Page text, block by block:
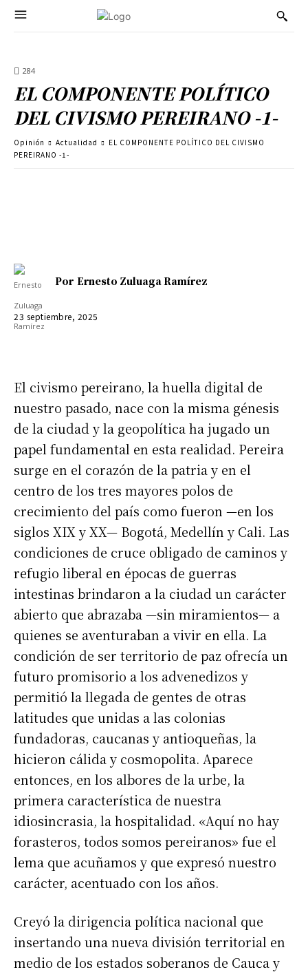
284
EL COMPONENTE POLÍTICO
DEL CIVISMO PEREIRANO -1-
Opinión Actualidad
EL COMPONENTE POLÍTICO DEL CIVISMO
PEREIRANO -1-
Por Ernesto Zuluaga Ramírez
23 septiembre, 2025
El civismo pereirano, la huella digital de
nuestro pasado, nace con la misma génesis
de la ciudad y la geopolítica ha jugado un
papel fundamental en esta realidad. Pereira
surge en el corazón de la patria y en el
centro de los tres mayores polos de
crecimiento del país como fueron —en los
siglos XIX y XX— Bogotá, Medellín y Cali. Las
condiciones de cruce obligado de caminos y
refugio liberal en épocas de guerras
intestinas brindaron a la ciudad un carácter
abierto que abrazaba —sin miramientos— a
quienes se aventuraban a vivir en ella. La
condición de ser territorio de paz ofrecía un
futuro promisorio a los advenedizos y
permitió la llegada de gentes de otras
latitudes que unidas a las colonias
fundadoras, caucanas y antioqueñas, la
hicieron cálida y cosmopolita. Aparece
entonces, en los albores de la urbe, la
primera característica de nuestra
idiosincrasia, la hospitalidad. «Aquí no hay
forasteros, todos somos pereiranos» fue el
lema que acuñamos y que expresó nuestro
carácter, acentuado con los años.
Creyó la dirigencia política nacional que
insertando una nueva división territorial en
medio de los estados soberanos de Cauca y